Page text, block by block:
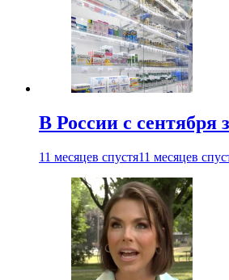
В России с сентября
11 месяцев спустя11 месяцев